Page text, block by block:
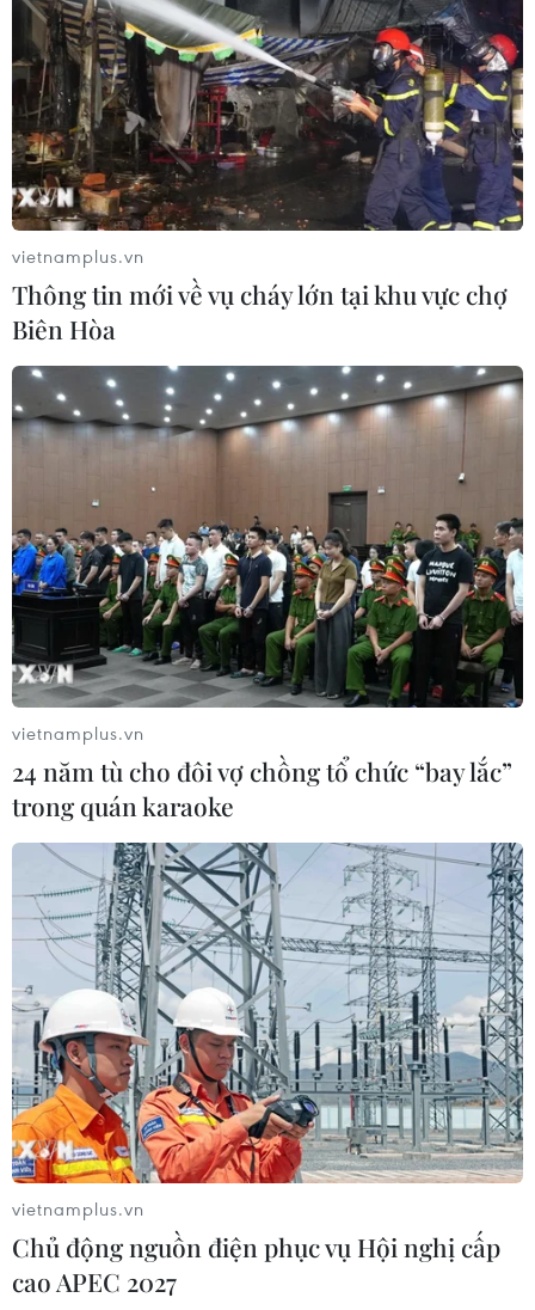
vietnamplus.vn
Thông tin mới về vụ cháy lớn tại khu vực chợ
Biên Hòa
vietnamplus.vn
24 năm tù cho đôi vợ chồng tổ chức “bay lắc”
trong quán karaoke
vietnamplus.vn
Chủ động nguồn điện phục vụ Hội nghị cấp
cao APEC 2027